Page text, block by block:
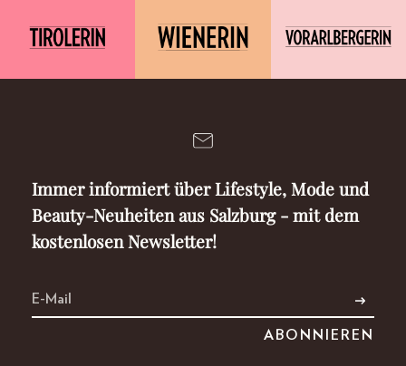
Immer informiert über Lifestyle, Mode und
Beauty-Neuheiten aus Salzburg - mit dem
kostenlosen Newsletter!